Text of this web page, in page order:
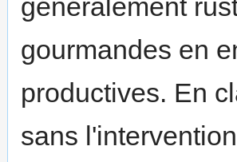
généralement
gourmandes en
productives. En
sans